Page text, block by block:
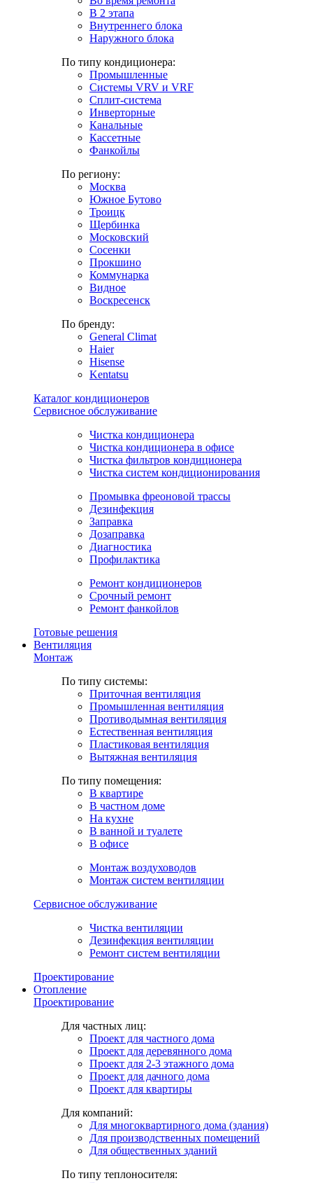
В 2 этапа
Внутреннего блока
Наружного блока
По типу кондиционера:
Промышленные
Системы VRV и VRF
Сплит-система
Инверторные
Канальные
Кассетные
Фанкойлы
По региону:
Москва
Южное Бутово
Троицк
Щербинка
Московский
Сосенки
Прокшино
Коммунарка
Видное
Воскресенск
По бренду:
General Climat
Haier
Hisense
Kentatsu
Каталог кондиционеров
Сервисное обслуживание
Чистка кондиционера
Чистка кондиционера в офисе
Чистка фильтров кондиционера
Чистка систем кондиционирования
Промывка фреоновой трассы
Дезинфекция
Заправка
Дозаправка
Диагностика
Профилактика
Ремонт кондиционеров
Срочный ремонт
Ремонт фанкойлов
Готовые решения
Вентиляция
Монтаж
По типу системы:
Приточная вентиляция
Промышленная вентиляция
Противодымная вентиляция
Естественная вентиляция
Пластиковая вентиляция
Вытяжная вентиляция
По типу помещения:
В квартире
В частном доме
На кухне
В ванной и туалете
В офисе
Монтаж воздуховодов
Монтаж систем вентиляции
Сервисное обслуживание
Чистка вентиляции
Дезинфекция вентиляции
Ремонт систем вентиляции
Проектирование
Отопление
Проектирование
Для частных лиц:
Проект для частного дома
Проект для деревянного дома
Проект для 2-3 этажного дома
Проект для дачного дома
Проект для квартиры
Для компаний:
Для многоквартирного дома (здания)
Для производственных помещений
Для общественных зданий
По типу теплоносителя: